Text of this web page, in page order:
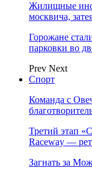
Жилищные
москвича,
Горожане
парковки во
Prev Next
Спорт
Команда с
Третий этап
Raceway —
Загнать за